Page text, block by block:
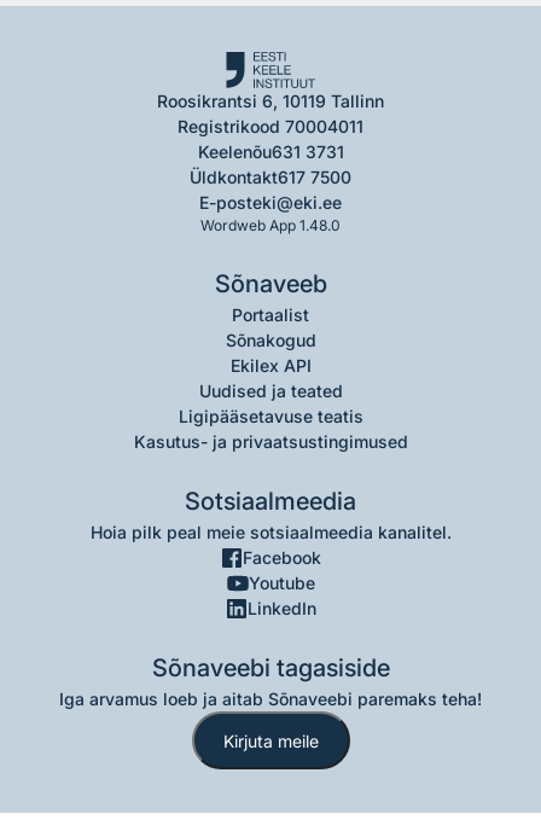
Roosikrantsi 6, 10119 Tallinn
Registrikood 70004011
Keelenõu631 3731
Üldkontakt617 7500
E-posteki@eki.ee
Wordweb App 1.48.0
Sõnaveeb
Portaalist
Sõnakogud
Ekilex API
Uudised ja teated
Ligipääsetavuse teatis
Kasutus- ja privaatsustingimused
Sotsiaalmeedia
Hoia pilk peal meie sotsiaalmeedia kanalitel.
Facebook
Youtube
LinkedIn
Sõnaveebi tagasiside
Iga arvamus loeb ja aitab Sõnaveebi paremaks teha!
Kirjuta meile